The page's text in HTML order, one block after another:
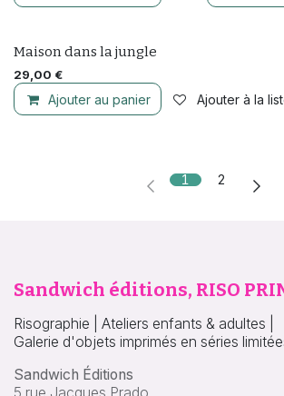
Maison dans la jungle
29,00 €
Ajouter au panier Ajouter à la
1 2
Sandwich éditions, RISO
Risographie | Ateliers enfants & adultes |
Galerie d'objets imprimés en séries
Sandwich Éditions